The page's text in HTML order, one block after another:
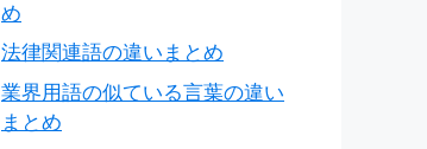
め
法律関連語の違いまとめ
業界用語の似ている言葉の違い
まとめ